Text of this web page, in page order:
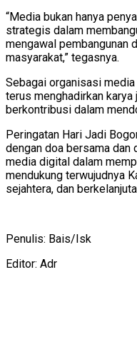
“Media bukan hanya
strategis dalam
mengawal pembangunan
masyarakat,” tegasnya.
Sebagai organisasi
terus menghadirkan
berkontribusi dalam
Peringatan Hari Jadi
dengan doa bersama dan
media digital dalam
mendukung terwujudnya
sejahtera, dan
Penulis: Bais/Isk
Editor: Adr